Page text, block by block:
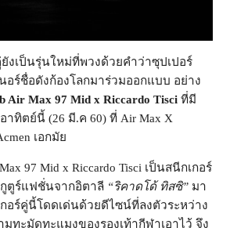
งเป็นรุ่นใหม่ที่พวงด้วยคำว่าซุปเปอร์
อร์ชื่อดังก้องโลกมาร่วมออกแบบ อย่าง
Air Max 97 Mid x Riccardo Tisci ที่มี
ทิตย์นี้ (26 มี.ค 60) ที่ Air Max X
เอกมัย
97 Mid x Riccardo Tisci เป็นสนีกเกอร์
กูตูร์แฟชั่นจากอิตาลี “ริคาดโด้ ทิสซิ” มา
อร์คู่นี้โดดเด่นด้วยดีไซน์ที่ลงตัวระหว่าง
ทะมัดทะแมงของรองเท้ากีฬาเอาไว้ จึง